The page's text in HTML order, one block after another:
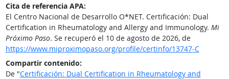
Cita de referencia APA:
El Centro Nacional de Desarrollo O*NET. Certificación: Dual
Certification in Rheumatology and Allergy and Immunology. Mi
Próximo Paso. Se recuperó el 10 de agosto de 2026, de
https://www.miproximopaso.org/profile/certinfo/13747-C
Compartir contenido:
De "Certificación: Dual Certification in Rheumatology and